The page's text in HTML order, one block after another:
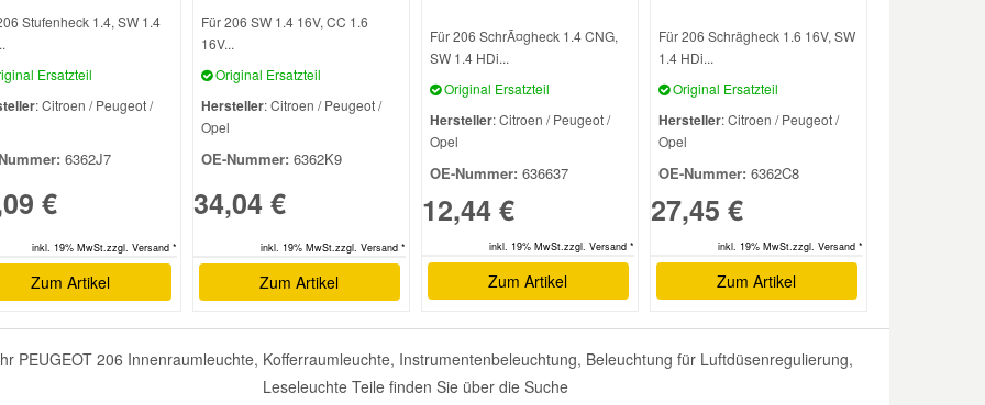
Stufenheck 1.4, SW 1.4
Ersatzteil
: Citroen / Peugeot /
6362J7
€
inkl. 19% MwSt.zzgl. Versand *
Zum Artikel
Für 206 SW 1.4 16V, CC 1.6
16V...
Original Ersatzteil
Hersteller: Citroen / Peugeot /
Opel
OE-Nummer: 6362K9
34,04 €
inkl. 19% MwSt.zzgl. Versand *
Zum Artikel
Für 206 SchrÃ¤gheck 1.4 CNG,
SW 1.4 HDi...
Original Ersatzteil
Hersteller: Citroen / Peugeot /
Opel
OE-Nummer: 636637
12,44 €
inkl. 19% MwSt.zzgl. Versand *
Zum Artikel
Für 206 Schrägheck 1.6 16V, SW
1.4 HDi...
Original Ersatzteil
Hersteller: Citroen / Peugeot /
Opel
OE-Nummer: 6362C8
27,45 €
inkl. 19% MwSt.zzgl. Versand *
Zum Artikel
PEUGEOT 206 Innenraumleuchte, Kofferraumleuchte, Instrumentenbeleuchtung, Beleuchtung für Luftdüsenregulierung,
Leseleuchte Teile finden Sie über die Suche